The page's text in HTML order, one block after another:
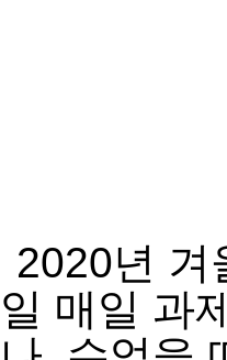
2020년
일 매일 과